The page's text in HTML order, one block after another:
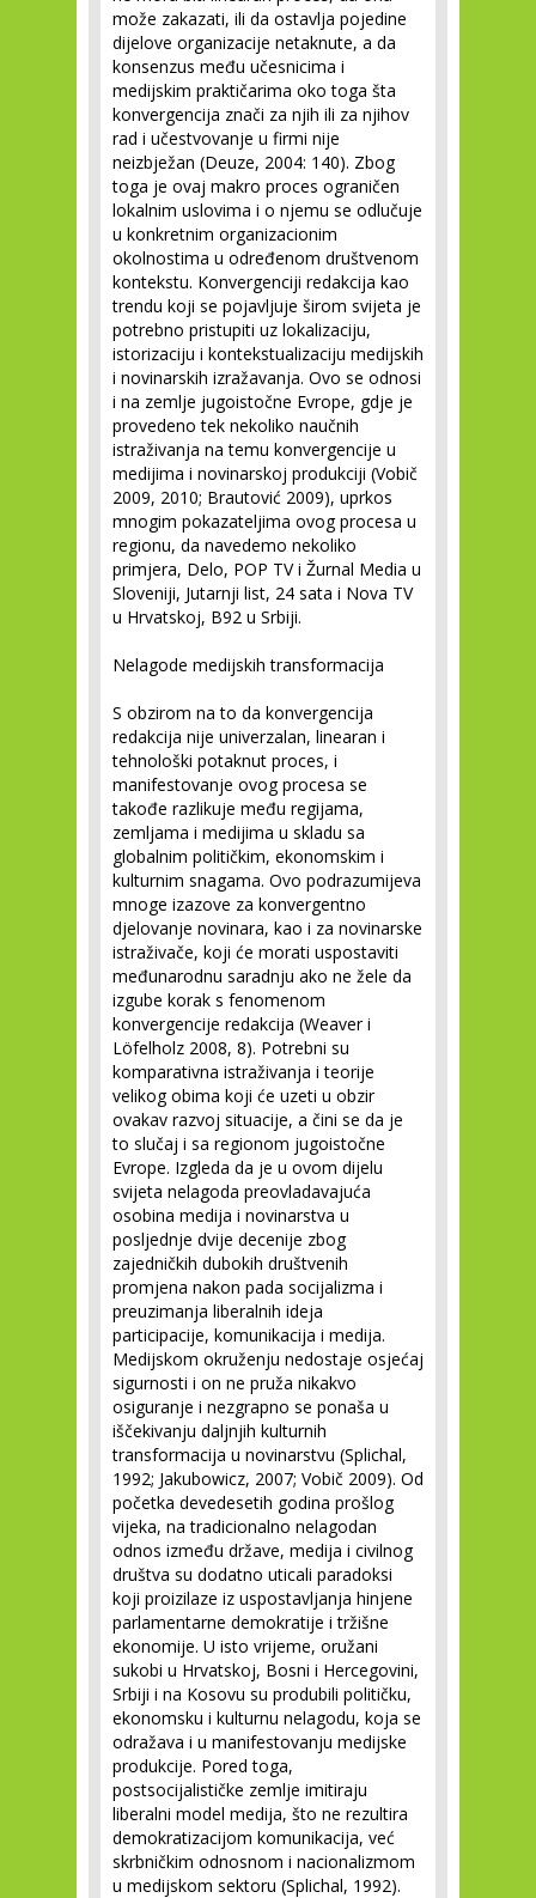
može zakazati, ili da ostavlja pojedine
dijelove organizacije netaknute, a da
konsenzus među učesnicima i
medijskim praktičarima oko toga šta
konvergencija znači za njih ili za njihov
rad i učestvovanje u firmi nije
neizbježan (Deuze, 2004: 140). Zbog
toga je ovaj makro proces ograničen
lokalnim uslovima i o njemu se odlučuje
u konkretnim organizacionim
okolnostima u određenom društvenom
kontekstu. Konvergenciji redakcija kao
trendu koji se pojavljuje širom svijeta je
potrebno pristupiti uz lokalizaciju,
istorizaciju i kontekstualizaciju medijskih
i novinarskih izražavanja. Ovo se odnosi
i na zemlje jugoistočne Evrope, gdje je
provedeno tek nekoliko naučnih
istraživanja na temu konvergencije u
medijima i novinarskoj produkciji (Vobič
2009, 2010; Brautović 2009), uprkos
mnogim pokazateljima ovog procesa u
regionu, da navedemo nekoliko
primjera, Delo, POP TV i Žurnal Media u
Sloveniji, Jutarnji list, 24 sata i Nova TV
u Hrvatskoj, B92 u Srbiji.
Nelagode medijskih transformacija
S obzirom na to da konvergencija
redakcija nije univerzalan, linearan i
tehnološki potaknut proces, i
manifestovanje ovog procesa se
takođe razlikuje među regijama,
zemljama i medijima u skladu sa
globalnim političkim, ekonomskim i
kulturnim snagama. Ovo podrazumijeva
mnoge izazove za konvergentno
djelovanje novinara, kao i za novinarske
istraživače, koji će morati uspostaviti
međunarodnu saradnju ako ne žele da
izgube korak s fenomenom
konvergencije redakcija (Weaver i
Löfelholz 2008, 8). Potrebni su
komparativna istraživanja i teorije
velikog obima koji će uzeti u obzir
ovakav razvoj situacije, a čini se da je
to slučaj i sa regionom jugoistočne
Evrope. Izgleda da je u ovom dijelu
svijeta nelagoda preovladavajuća
osobina medija i novinarstva u
posljednje dvije decenije zbog
zajedničkih dubokih društvenih
promjena nakon pada socijalizma i
preuzimanja liberalnih ideja
participacije, komunikacija i medija.
Medijskom okruženju nedostaje osjećaj
sigurnosti i on ne pruža nikakvo
osiguranje i nezgrapno se ponaša u
iščekivanju daljnjih kulturnih
transformacija u novinarstvu (Splichal,
1992; Jakubowicz, 2007; Vobič 2009). Od
početka devedesetih godina prošlog
vijeka, na tradicionalno nelagodan
odnos između države, medija i civilnog
društva su dodatno uticali paradoksi
koji proizilaze iz uspostavljanja hinjene
parlamentarne demokratije i tržišne
ekonomije. U isto vrijeme, oružani
sukobi u Hrvatskoj, Bosni i Hercegovini,
Srbiji i na Kosovu su produbili političku,
ekonomsku i kulturnu nelagodu, koja se
odražava i u manifestovanju medijske
produkcije. Pored toga,
postsocijalističke zemlje imitiraju
liberalni model medija, što ne rezultira
demokratizacijom komunikacija, već
skrbničkim odnosnom i nacionalizmom
u medijskom sektoru (Splichal, 1992).